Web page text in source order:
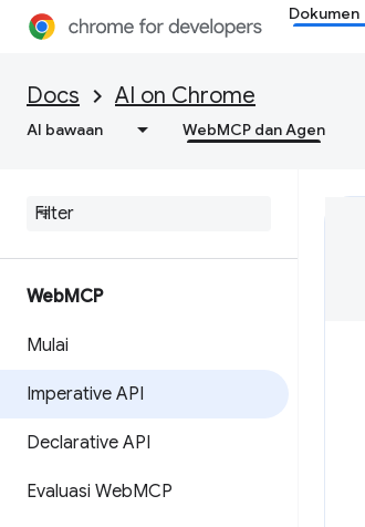
Dokumen
Docs AI on Chrome
AI bawaan WebMCP dan Agen
WebMCP
Mulai
Imperative API
Declarative API
Evaluasi WebMCP